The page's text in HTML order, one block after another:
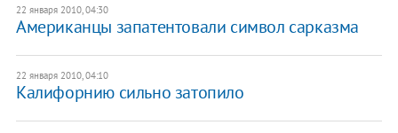
22 января 2010, 04:30
Американцы запатентовали символ сарказма
22 января 2010, 04:10
Калифорнию сильно затопило